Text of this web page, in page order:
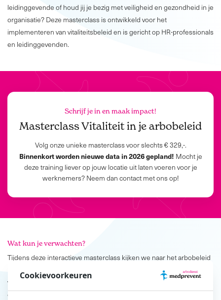
leidinggevende of houd jij je bezig met veiligheid en gezondheid in je
organisatie? Deze masterclass is ontwikkeld voor het
implementeren van vitaliteitsbeleid en is gericht op HR-professionals
en leidinggevenden.
Schrijf je in en maak impact!
Masterclass Vitaliteit in je arbobeleid
Volg onze unieke masterclass voor slechts € 329,-.
Binnenkort worden nieuwe data in 2026 gepland! Mocht je
deze training liever op jouw locatie uit laten voeren voor je
werknemers? Neem dan contact met ons op!
Wat kun je verwachten?
Tijdens deze interactieve masterclass kijken we naar het arbobeleid
binnen je organisatie en leggen we de focus op het implementeren
van vitaliteitsbeleid binnen de organisatie. De masterclass biedt een
combinatie van theorie, praktijkoefeningen en directe
Cookievoorkeuren